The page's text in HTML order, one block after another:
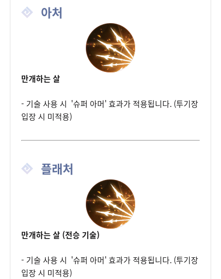
아처
만개하는 살
- 기술 사용 시 '슈퍼 아머' 효과가 적용됩니다. (투기장
입장 시 미적용)
플래처
만개하는 살 (전승 기술)
- 기술 사용 시 '슈퍼 아머' 효과가 적용됩니다. (투기장
입장 시 미적용)